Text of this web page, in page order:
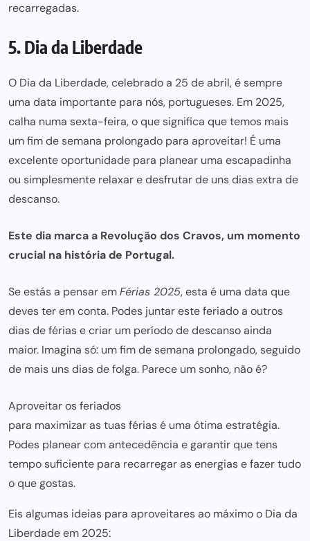
recarregadas.
5. Dia da Liberdade
O Dia da Liberdade, celebrado a 25 de abril, é sempre
uma data importante para nós, portugueses. Em 2025,
calha numa sexta-feira, o que significa que temos mais
um fim de semana prolongado para aproveitar! É uma
excelente oportunidade para planear uma escapadinha
ou simplesmente relaxar e desfrutar de uns dias extra de
descanso.
Este dia marca a Revolução dos Cravos, um momento
crucial na história de Portugal.
Se estás a pensar emFérias 2025, esta é uma data que
deves ter em conta. Podes juntar este feriado a outros
dias de férias e criar um período de descanso ainda
maior. Imagina só: um fim de semana prolongado, seguido
de mais uns dias de folga. Parece um sonho, não é?
Aproveitar os feriados
para maximizar as tuas férias é uma ótima estratégia.
Podes planear com antecedência e garantir que tens
tempo suficiente para recarregar as energias e fazertudo
o que gostas.
Eis algumas ideias para aproveitares ao máximo o Dia da
Liberdade em 2025: